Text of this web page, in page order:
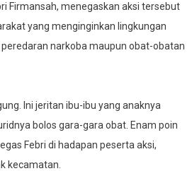
Firmansah, menegaskan aksi tersebut
yang menginginkan lingkungan
narkoba maupun obat-obatan
Ini jeritan ibu-ibu yang anaknya
bolos gara-gara obat. Enam poin
Febri di hadapan peserta aksi,
kecamatan.